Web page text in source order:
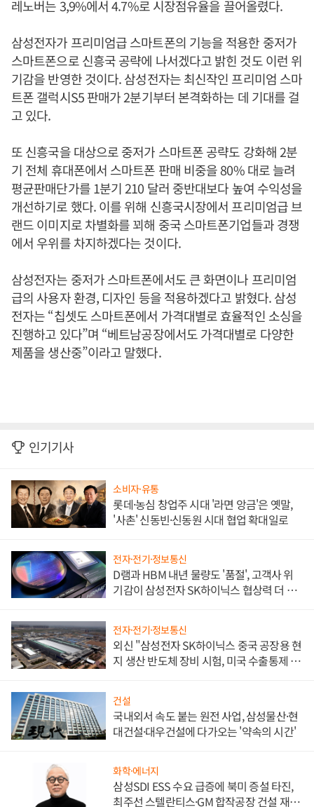
레노버는 3,9%에서 4.7%로 시장점유율을 끌어올렸다.
삼성전자가 프리미엄급 스마트폰의 기능을 적용한 중저가
스마트폰으로 신흥국 공략에 나서겠다고 밝힌 것도 이런 위
기감을 반영한 것이다. 삼성전자는 최신작인 프리미엄 스마
트폰 갤럭시S5 판매가 2분기부터 본격화하는 데 기대를 걸
고 있다.
또 신흥국을 대상으로 중저가 스마트폰 공략도 강화해 2분
기 전체 휴대폰에서 스마트폰 판매 비중을 80% 대로 늘려
평균판매단가를 1분기 210 달러 중반대보다 높여 수익성을
개선하기로 했다. 이를 위해 신흥국시장에서 프리미엄급 브
랜드 이미지로 차별화를 꾀해 중국 스마트폰기업들과 경쟁
에서 우위를 차지하겠다는 것이다.
삼성전자는 중저가 스마트폰에서도 큰 화면이나 프리미엄
급의 사용자 환경, 디자인 등을 적용하겠다고 밝혔다. 삼성
전자는 “칩셋도 스마트폰에서 가격대별로 효율적인 소싱을
진행하고 있다”며 “베트남공장에서도 가격대별로 다양한
제품을 생산중”이라고 말했다.
인기기사
소비자·유통
롯데·농심 창업주 시대 '라면 앙금'은 옛말,
'사촌' 신동빈·신동원 시대 협업 확대일로
전자·전기·정보통신
D램과 HBM 내년 물량도 '품절', 고객사 위
기감이 삼성전자 SK하이닉스 협상력 더 키
전자·전기·정보통신
외신 "삼성전자 SK하이닉스 중국 공장용 현
지 생산 반도체 장비 시험, 미국 수출통제 대
건설
국내외서 속도 붙는 원전 사업, 삼성물산·현
대건설·대우건설에 다가오는 '약속의 시간'
화학·에너지
삼성SDI ESS 수요 급증에 북미 증설 타진,
최주선 스텔란티스·GM 합작공장 건설 재추